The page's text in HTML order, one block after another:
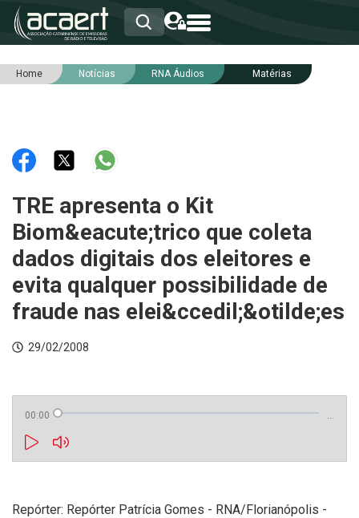
HOME
RNA
NOTÍCIAS
INTEGRIDADE
Home Notícias RNA Áudios Matérias
TRE apresenta o Kit
Biom&eacute;trico que coleta
dados digitais dos eleitores e
evita qualquer possibilidade de
fraude nas elei&ccedil;&otilde;es
29/02/2008
00:00 …
Repórter: Repórter Patrícia Gomes - RNA/Florianópolis -